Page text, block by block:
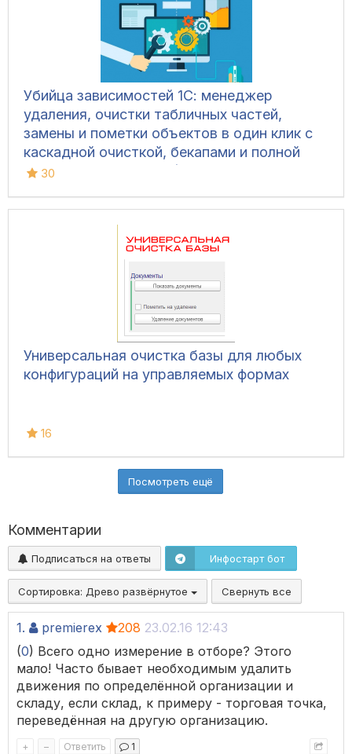
Убийца зависимостей 1С: менеджер
удаления, очистки табличных частей,
замены и пометки объектов в один клик с
каскадной очисткой, бекапами и полной
безопасностью базы (Управляемые формы,
30
Универсальная очистка базы для любых
конфигураций на управляемых формах
16
Посмотреть ещё
Комментарии
Подписаться на ответы Инфостарт бот
Сортировка: Древо развёрнутое Свернуть все
1. premierex 208 23.02.16 12:43
(0) Всего одно измерение в отборе? Этого
мало! Часто бывает необходимым удалить
движения по определённой организации и
складу, если склад, к примеру - торговая точка,
переведённая на другую организацию.
+ – Ответить 1